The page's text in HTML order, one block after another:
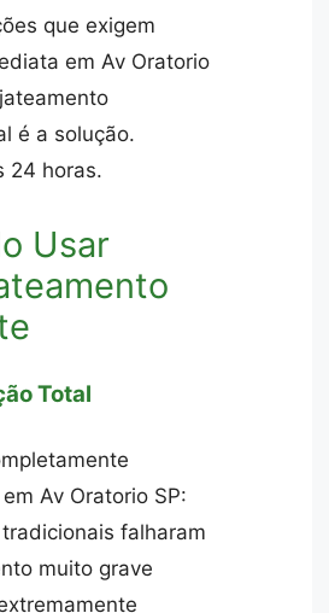
que exigem
em Av Oratorio
é a solução.
24 horas.
Usar
Total
Av Oratorio SP:
falharam
muito grave